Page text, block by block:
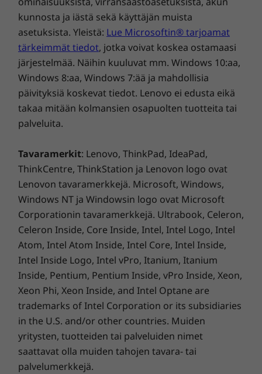
rasittamatta.
Työskentele älykkäämmin – älä
kovemmin
IdeaPad Slim 5i Gen 8 on suunniteltu
auttamaan sinua työskentelemään entistä
nopeammin ja turvallisemmin. Siinä on suuren
kosketuslevyn lisäksi valinnainen
sormenjälkitunnistin, joka mahdollistaa
kasvojentunnistukseen perustuvan turvallisen
kirjautumisen FHD-infrapunakameralla, joten
kunnosta ja iästä sekä käyttäjän muista
asetuksista. Yleistä: Lue Microsoftin® tarjoamat
tärkeimmät tiedot, jotka voivat koskea ostamaasi
järjestelmää. Näihin kuuluvat mm. Windows 10:aa,
Windows 8:aa, Windows 7:ää ja mahdollisia
päivityksiä koskevat tiedot. Lenovo ei edusta eikä
takaa mitään kolmansien osapuolten tuotteita tai
palveluita.
Tavaramerkit: Lenovo, ThinkPad, IdeaPad,
ThinkCentre, ThinkStation ja Lenovon logo ovat
Lenovon tavaramerkkejä. Microsoft, Windows,
Windows NT ja Windowsin logo ovat Microsoft
Corporationin tavaramerkkejä. Ultrabook, Celeron,
Celeron Inside, Core Inside, Intel, Intel Logo, Intel
Atom, Intel Atom Inside, Intel Core, Intel Inside,
Intel Inside Logo, Intel vPro, Itanium, Itanium
Inside, Pentium, Pentium Inside, vPro Inside, Xeon,
Xeon Phi, Xeon Inside, and Intel Optane are
trademarks of Intel Corporation or its subsidiaries
in the U.S. and/or other countries. Muiden
yritysten, tuotteiden tai palveluiden nimet
saattavat olla muiden tahojen tavara- tai
palvelumerkkejä.